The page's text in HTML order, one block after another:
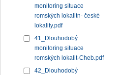
monitoring situace
romských lokalitn- české
lokality.pdf
41_Dlouhodobý
monitoring situace
romských lokalit-Cheb.pdf
42_Dlouhodobý